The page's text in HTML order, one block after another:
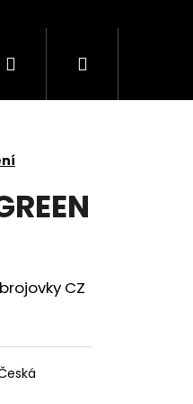
Kontakty
PřihlášeníNákupní
CZ
Následující